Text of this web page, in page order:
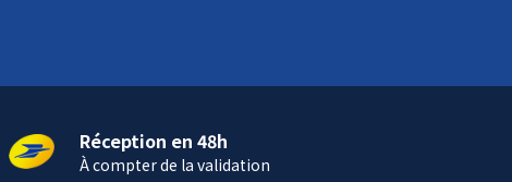
Réception en 48h
À compter de la validation